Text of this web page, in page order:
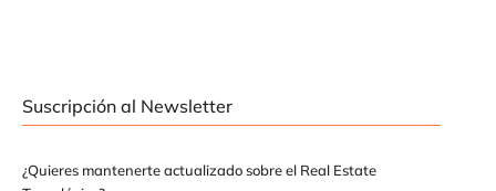
Suscripción al Newsletter
¿Quieres mantenerte actualizado sobre el Real Estate